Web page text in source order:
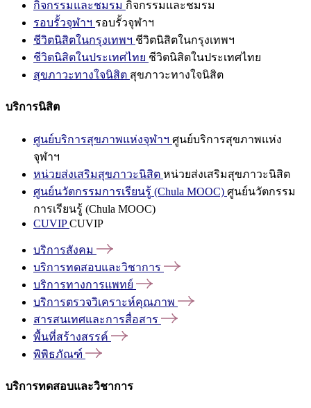
กิจกรรมและชมรม กิจกรรมและชมรม
รอบรั้วจุฬาฯ รอบรั้วจุฬาฯ
ชีวิตนิสิตในกรุงเทพฯ ชีวิตนิสิตในกรุงเทพฯ
ชีวิตนิสิตในประเทศไทย ชีวิตนิสิตในประเทศไทย
สุขภาวะทางใจนิสิต สุขภาวะทางใจนิสิต
บริการนิสิต
ศูนย์บริการสุขภาพแห่งจุฬาฯ ศูนย์บริการสุขภาพแห่ง
จุฬาฯ
หน่วยส่งเสริมสุขภาวะนิสิต หน่วยส่งเสริมสุขภาวะนิสิต
ศูนย์นวัตกรรมการเรียนรู้ (Chula MOOC) ศูนย์นวัตกรรม
การเรียนรู้ (Chula MOOC)
CUVIPCUVIP
บริการสังคม
บริการทดสอบและวิชาการ
บริการทางการแพทย์
บริการตรวจวิเคราะห์คุณภาพ
สารสนเทศและการสื่อสาร
พื้นที่สร้างสรรค์
พิพิธภัณฑ์
บริการทดสอบและวิชาการ